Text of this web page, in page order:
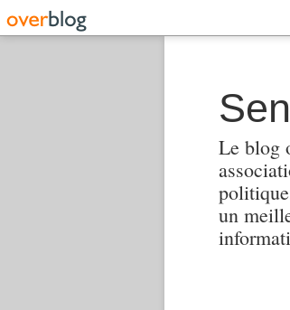
Le blog
un